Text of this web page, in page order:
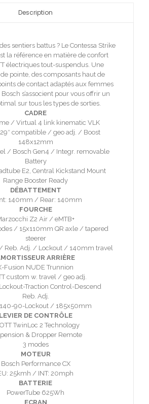
Description
sentiers battus ? Le Contessa Strike
la référence en matière de confort
électriques tout-suspendus. Une
pointe, des composants haut de
de contact adaptés aux femmes
s’associent pour vous offrir un
sur tous les types de sorties.
CADRE
/ Virtual 4 link kinematic VLK
29″ compatible / geo adj. / Boost
148x12mm
/ Bosch Gen4 / Integr. removable
Battery
E2, Central Kickstand Mount
Range Booster Ready
DÉBATTEMENT
140mm / Rear: 140mm
FOURCHE
Z2 Air / eMTB+
/ 15x110mm QR axle / tapered
steerer
Reb. Adj. / Lockout / 140mm travel
ARRIÈRE
Fusion NUDE Trunnion
custom w. travel / geo adj.
Traction Control-Descend
Reb. Adj.
90-Lockout / 185x50mm
LEVIER DE CONTRÔLE
TwinLoc 2 Technology
& Dropper Remote
3 modes
MOTEUR
Bosch Performance CX
25kmh / INT: 20mph
BATTERIE
PowerTube 625Wh
ECRAN